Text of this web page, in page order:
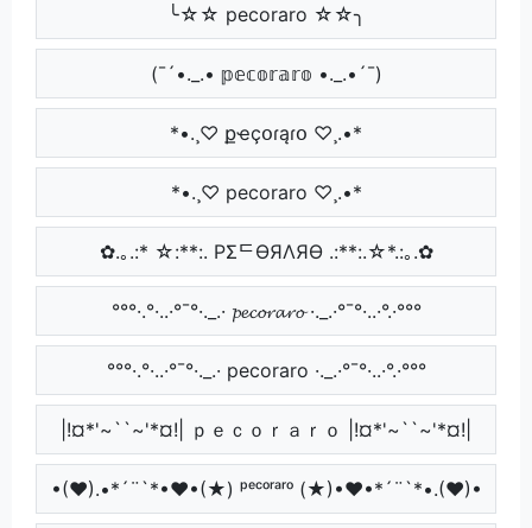
╰☆☆ pecoraro ☆☆╮
(¯´•._.• 𝕡𝕖𝕔𝕠𝕣𝕒𝕣𝕠 •._.•´¯)
*•.¸♡ քҽçօɾąɾօ ♡¸.•*
*•.¸♡ pecoraro ♡¸.•*
✿.｡.:* ☆:**:. PΣᄃӨЯΛЯӨ .:**:.☆*.:｡.✿
°°°·.°·..·°¯°·._.· 𝓹𝓮𝓬𝓸𝓻𝓪𝓻𝓸 ·._.·°¯°·..·°.·°°°
°°°·.°·..·°¯°·._.· pecoraro ·._.·°¯°·..·°.·°°°
|!¤*'~``~'*¤!| ｐｅｃｏｒａｒｏ |!¤*'~``~'*¤!|
•(♥).•*´¨`*•♥•(★) ᵖᵉᶜᵒʳᵃʳᵒ (★)•♥•*´¨`*•.(♥)•